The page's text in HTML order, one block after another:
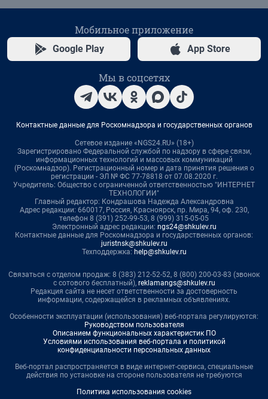
Мобильное приложение
Google Play App Store
Мы в соцсетях
Контактные данные для Роскомнадзора и государственных органов
Сетевое издание «NGS24.RU» (18+)
Зарегистрировано Федеральной службой по надзору в сфере связи,
информационных технологий и массовых коммуникаций
(Роскомнадзор). Регистрационный номер и дата принятия решения о
регистрации - ЭЛ № ФС 77-78818 от 07.08.2020 г.
Учредитель: Общество с ограниченной ответственностью "ИНТЕРНЕТ
ТЕХНОЛОГИИ"
Главный редактор: Кондрашова Надежда Александровна
Адрес редакции: 660017, Россия, Красноярск, пр. Мира, 94, оф. 230,
телефон 8 (391) 252-99-53, 8 (999) 315-05-05
Электронный адрес редакции: ngs24@shkulev.ru
Контактные данные для Роскомнадзора и государственных органов:
juristnsk@shkulev.ru
Техподдержка: help@shkulev.ru
Связаться с отделом продаж: 8 (383) 212-52-52, 8 (800) 200-03-83 (звонок
с сотового бесплатный), reklamangs@shkulev.ru
Редакция сайта не несет ответственности за достоверность
информации, содержащейся в рекламных объявлениях.
Особенности эксплуатации (использования) веб-портала регулируются:
Руководством пользователя
Описанием функциональных характеристик ПО
Условиями использования веб-портала и политикой
конфиденциальности персональных данных
Веб-портал распространяется в виде интернет-сервиса, специальные
действия по установке на стороне пользователя не требуются
Политика использования cookies